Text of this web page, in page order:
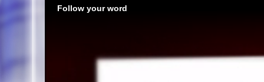
Follow your word